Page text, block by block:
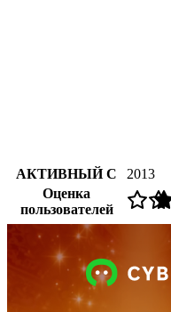
АКТИВНЫЙ С
2013
Оценка
пользователей